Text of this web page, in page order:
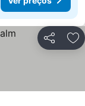
Partilhar